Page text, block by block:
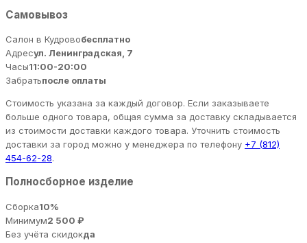
Самовывоз
Салон в Кудровобесплатно
Адресул. Ленинградская, 7
Часы11:00-20:00
Забратьпосле оплаты
Стоимость указана за каждый договор. Если заказываете
больше одного товара, общая сумма за доставку складывается
из стоимости доставки каждого товара. Уточнить стоимость
доставки за город можно у менеджера по телефону +7 (812)
454-62-28.
Полносборное изделие
Сборка10%
Минимум2 500 ₽
Без учёта скидокда